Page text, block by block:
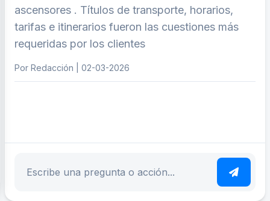
ascensores . Títulos de transporte, horarios,
tarifas e itinerarios fueron las cuestiones más
requeridas por los clientes
Por Redacción | 02-03-2026
Escribe tu pregunta